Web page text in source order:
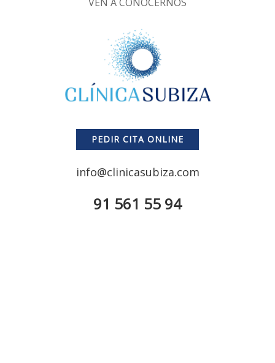
PEDIR CITA ONLINE
info@clinicasubiza.com
91 561 55 94